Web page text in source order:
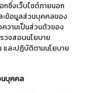
กซึ่งเว็บไซต์ภายนอก
ะข้อมูลส่วนบุคคลของ
วามเป็นส่วนตัวของ
วจสอบนโยบาย
ละปฏิบัติตามนโยบาย
นบุคคล